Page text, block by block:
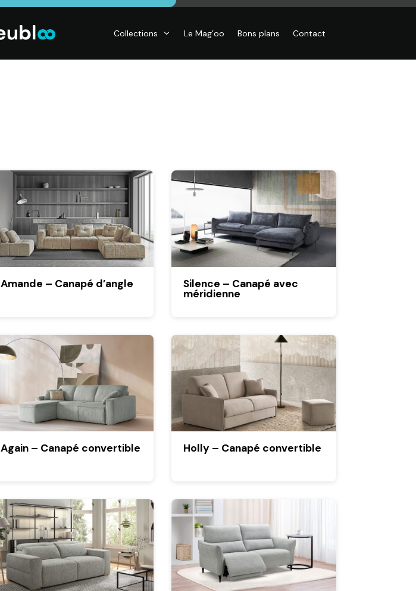
Collections
Sommiers,
Literies
électriques,
Linge de maison
maison, Objets
déco,
Le Mag’oo Bons plans Contact
Amande – Canapé d’angle Silence – Canapé avec
méridienne
Again – Canapé convertible Holly – Canapé convertible